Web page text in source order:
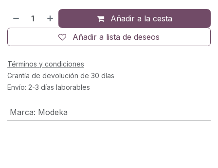
Añadir a la cesta
Añadir a lista de deseos
Términos y condiciones
Grantía de devolución de 30 días
Envío: 2-3 días laborables
Marca: Modeka